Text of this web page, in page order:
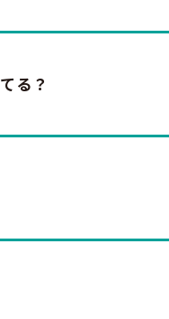
る？